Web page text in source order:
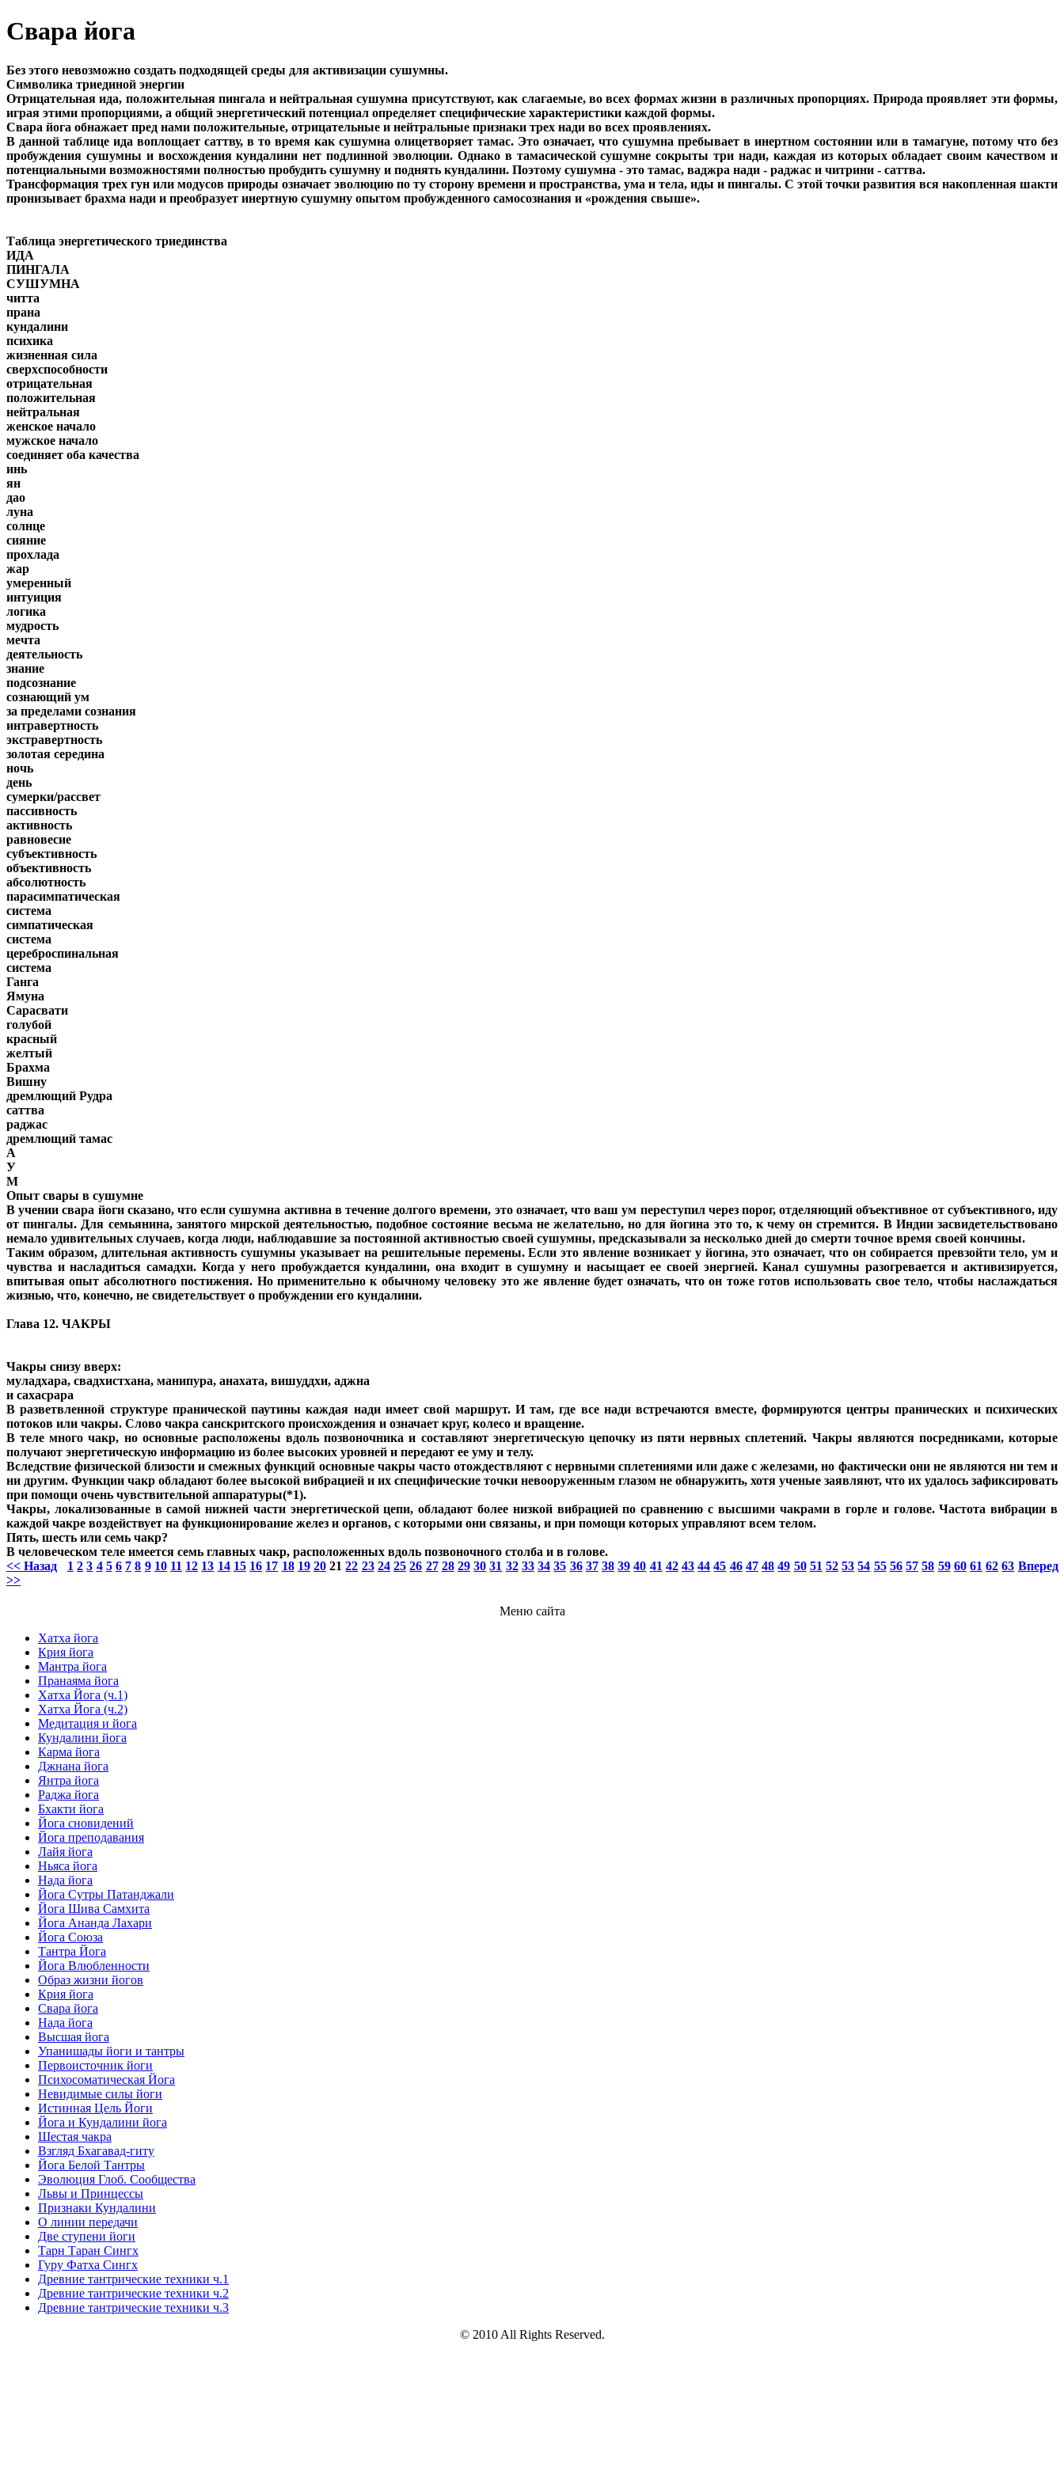
Свара йога
Без этого невозможно создать подходящей среды для активизации сушумны.
Символика триединой энергии
Отрицательная ида, положительная пингала и нейтральная сушумна присутствуют, как слагаемые, во всех формах жизни в различных пропорциях. Природа проявляет эти формы,
играя этими пропорциями, а общий энергетический потенциал определяет специфические характеристики каждой формы.
Свара йога обнажает пред нами положительные, отрицательные и нейтральные признаки трех нади во всех проявлениях.
В данной таблице ида воплощает саттву, в то время как сушумна олицетворяет тамас. Это означает, что сушумна пребывает в инертном состоянии или в тамагуне, потому что без
пробуждения сушумны и восхождения кундалини нет подлинной эволюции. Однако в тамасической сушумне сокрыты три нади, каждая из которых обладает своим качеством и
потенциальными возможностями полностью пробудить сушумну и поднять кундалини. Поэтому сушумна - это тамас, ваджра нади - раджас и читрини - саттва.
Трансформация трех гун или модусов природы означает эволюцию по ту сторону времени и пространства, ума и тела, иды и пингалы. С этой точки развития вся накопленная шакти
пронизывает брахма нади и преобразует инертную сушумну опытом пробужденного самосознания и «рождения свыше».
Таблица энергетического триединства
ИДА
ПИНГАЛА
СУШУМНА
читта
прана
кундалини
психика
жизненная сила
сверхспособности
отрицательная
положительная
нейтральная
женское начало
мужское начало
соединяет оба качества
инь
ян
дао
луна
солнце
сияние
прохлада
жар
умеренный
интуиция
логика
мудрость
мечта
деятельность
знание
подсознание
сознающий ум
за пределами сознания
интравертность
экстравертность
золотая середина
ночь
день
сумерки/рассвет
пассивность
активность
равновесие
субъективность
объективность
абсолютность
парасимпатическая
система
симпатическая
система
цереброспинальная
система
Ганга
Ямуна
Сарасвати
голубой
красный
желтый
Брахма
Вишну
дремлющий Рудра
саттва
раджас
дремлющий тамас
А
У
М
Опыт свары в сушумне
В учении свара йоги сказано, что если сушумна активна в течение долгого времени, это означает, что ваш ум переступил через порог, отделяющий объективное от субъективного, иду
от пингалы. Для семьянина, занятого мирской деятельностью, подобное состояние весьма не желательно, но для йогина это то, к чему он стремится. В Индии засвидетельствовано
немало удивительных случаев, когда люди, наблюдавшие за постоянной активностью своей сушумны, предсказывали за несколько дней до смерти точное время своей кончины.
Таким образом, длительная активность сушумны указывает на решительные перемены. Если это явление возникает у йогина, это означает, что он собирается превзойти тело, ум и
чувства и насладиться самадхи. Когда у него пробуждается кундалини, она входит в сушумну и насыщает ее своей энергией. Канал сушумны разогревается и активизируется,
впитывая опыт абсолютного постижения. Но применительно к обычному человеку это же явление будет означать, что он тоже готов использовать свое тело, чтобы наслаждаться
жизнью, что, конечно, не свидетельствует о пробуждении его кундалини.
Глава 12. ЧАКРЫ
Чакры снизу вверх:
муладхара, свадхистхана, манипура, анахата, вишуддхи, аджна
и сахасрара
В разветвленной структуре пранической паутины каждая нади имеет свой маршрут. И там, где все нади встречаются вместе, формируются центры пранических и психических
потоков или чакры. Слово чакра санскритского происхождения и означает круг, колесо и вращение.
В теле много чакр, но основные расположены вдоль позвоночника и составляют энергетическую цепочку из пяти нервных сплетений. Чакры являются посредниками, которые
получают энергетическую информацию из более высоких уровней и передают ее уму и телу.
Вследствие физической близости и смежных функций основные чакры часто отождествляют с нервными сплетениями или даже с железами, но фактически они не являются ни тем и
ни другим. Функции чакр обладают более высокой вибрацией и их специфические точки невооруженным глазом не обнаружить, хотя ученые заявляют, что их удалось зафиксировать
при помощи очень чувствительной аппаратуры(*1).
Чакры, локализованные в самой нижней части энергетической цепи, обладают более низкой вибрацией по сравнению с высшими чакрами в горле и голове. Частота вибрации в
каждой чакре воздействует на функционирование желез и органов, с которыми они связаны, и при помощи которых управляют всем телом.
Пять, шесть или семь чакр?
В человеческом теле имеется семь главных чакр, расположенных вдоль позвоночного столба и в голове.
<< Назад
1 2 3 4 5 6 7 8 9 10 11 12 13 14 15 16 17 18 19 20 21 22 23 24 25 26 27 28 29 30 31 32 33 34 35 36 37 38 39 40 41 42 43 44 45 46 47 48 49 50 51 52 53 54 55 56 57 58 59 60 61 62 63 Вперед
>>
Меню сайта
Хатха йога
Крия йога
Мантра йога
Пранаяма йога
Хатха Йога (ч.1)
Хатха Йога (ч.2)
Медитация и йога
Кундалини йога
Карма йога
Джнана йога
Янтра йога
Раджа йога
Бхакти йога
Йога сновидений
Йога преподавания
Лайя йога
Ньяса йога
Нада йога
Йога Сутры Патанджали
Йога Шива Самхита
Йога Ананда Лахари
Йога Союза
Тантра Йога
Йога Влюбленности
Образ жизни йогов
Крия йога
Свара йога
Нада йога
Высшая йога
Упанишады йоги и тантры
Первоисточник йоги
Психосоматическая Йога
Невидимые силы йоги
Истинная Цель Йоги
Йога и Кундалини йога
Шестая чакра
Взгляд Бхагавад-гиту
Йога Белой Тантры
Эволюция Глоб. Сообщества
Львы и Принцессы
Признаки Кундалини
О линии передачи
Две ступени йоги
Тарн Таран Сингх
Гуру Фатха Сингх
Древние тантрические техники ч.1
Древние тантрические техники ч.2
Древние тантрические техники ч.3
© 2010 All Rights Reserved.